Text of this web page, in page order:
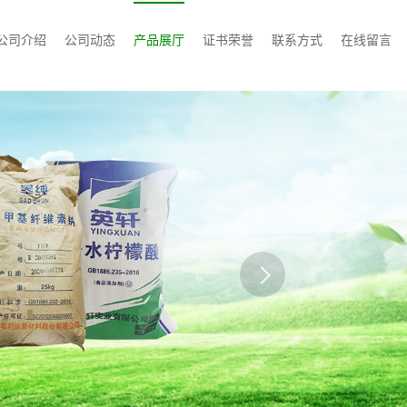
司介绍 公司动态 产品展厅 证书荣誉 联系方式 在线留言